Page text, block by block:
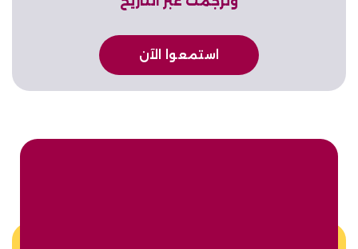
استمعوا الآن